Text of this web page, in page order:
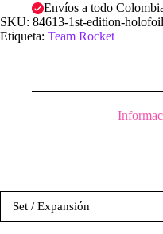
Envíos a todo
SKU: 84613-1st-edition-
Etiqueta: Team Rocket
Set / Expansión